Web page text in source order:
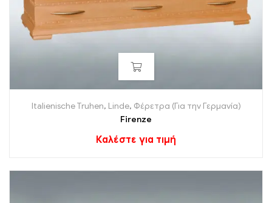
Italienische Truhen, Linde, Φέρετρα (Για την Γερμανία)
Firenze
Καλέστε για τιμή